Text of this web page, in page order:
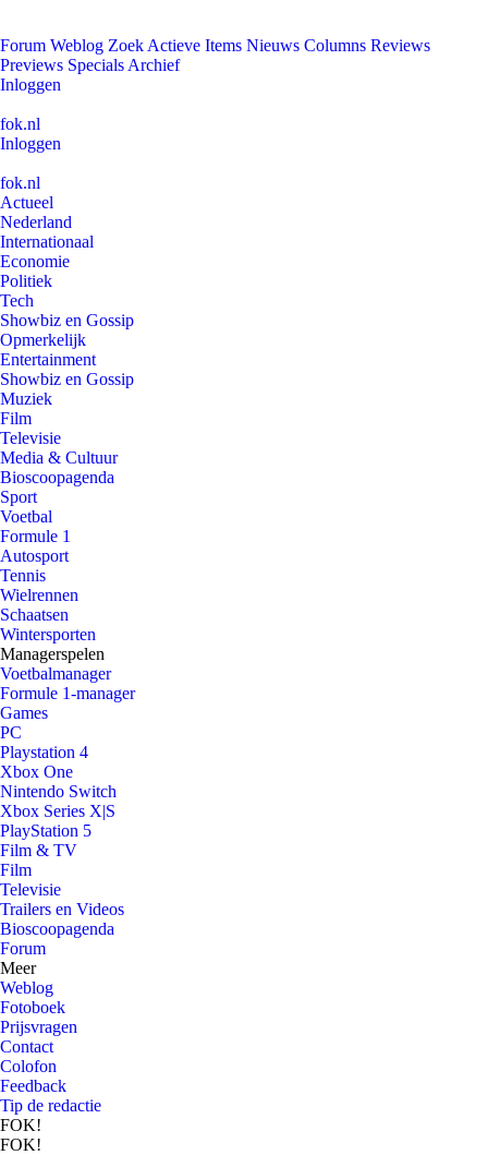
Forum Weblog Zoek Actieve Items Nieuws Columns Reviews
Previews Specials Archief
Inloggen
fok.nl
Inloggen
fok.nl
Actueel
Nederland
Internationaal
Economie
Politiek
Tech
Showbiz en Gossip
Opmerkelijk
Entertainment
Showbiz en Gossip
Muziek
Film
Televisie
Media & Cultuur
Bioscoopagenda
Sport
Voetbal
Formule 1
Autosport
Tennis
Wielrennen
Schaatsen
Wintersporten
Managerspelen
Voetbalmanager
Formule 1-manager
Games
PC
Playstation 4
Xbox One
Nintendo Switch
Xbox Series X|S
PlayStation 5
Film & TV
Film
Televisie
Trailers en Videos
Bioscoopagenda
Forum
Meer
Weblog
Fotoboek
Prijsvragen
Contact
Colofon
Feedback
Tip de redactie
FOK!
FOK!